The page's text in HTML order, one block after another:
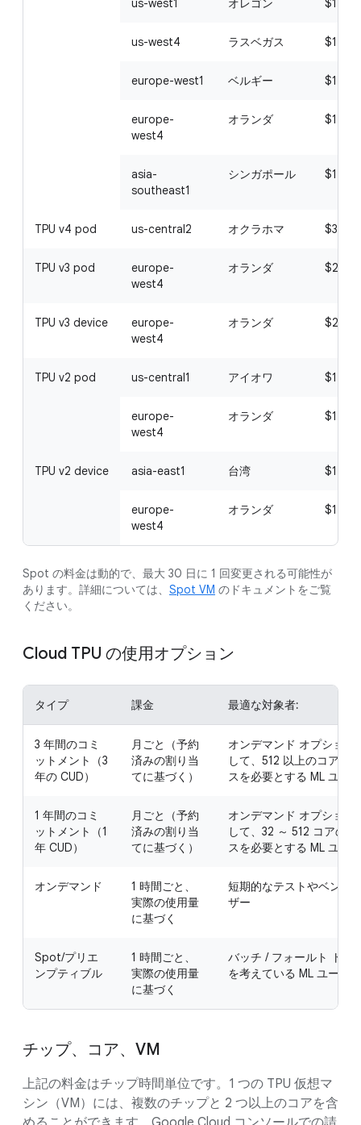
us-west1 オレゴン $1.20
us-west4 ラスベガス $1.20
europe-west1 ベルギー
europe-
west4
オランダ $1.56
asia-
southeast1
シンガポール $1.56
TPU v4 pod us-central2 オクラホマ $3.22
TPU v3 pod
europe-
west4
オランダ $2.00
TPU v3 device
europe-
west4
オランダ $2.20
TPU v2 pod us-central1 アイオワ $1.50
europe-
west4
オランダ $1.50
TPU v2 device asia-east1 台湾 $1.305
europe-
west4
オランダ
Spot の料金は動的で、最大 30 日に 1 回変更される可能性が
あります。詳細については、 Spot VM のドキュメントをご覧
ください。
Cloud TPU の使用オプション
タイプ 課金 最適な対象者:
3 年間のコミ
ットメント（3
年の CUD）
月ごと（予約
済みの割り当
てに基づく）
オンデマンド オプショ
して、512 以上のコア容
スを必要とする ML ユー
1 年間のコミ
ットメント（1
年 CUD）
月ごと（予約
済みの割り当
てに基づく）
オンデマンド オプショ
して、32 ～ 512 コアの
スを必要とする ML ユー
オンデマンド
1 時間ごと、
実際の使用量
に基づく
短期的なテストやベンチ
ザー
Spot/プリエ
ンプティブル
1 時間ごと、
実際の使用量
に基づく
バッチ / フォールト トレ
を考えている ML ユーザー
チップ、コア、VM
上記の料金はチップ時間単位です。1 つの TPU 仮想マ
シン（VM）には、複数のチップと 2 つ以上のコアを含